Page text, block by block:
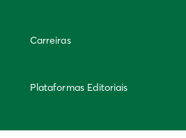
Carreiras
Plataformas Editoriais
Integridade